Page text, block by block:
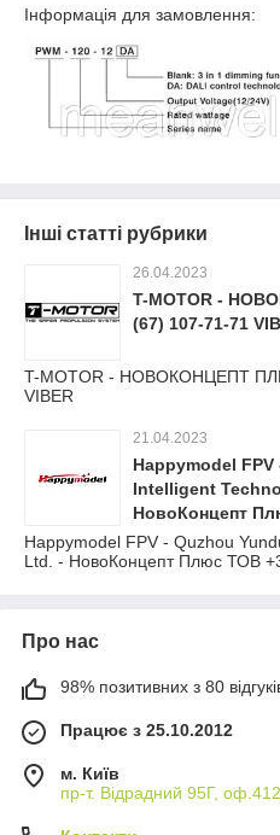
Інформація для замовлення:
Інші статті рубрики
26.04.2023
T-MOTOR -
(67) 107-71-71
T-MOTOR - НОВОКОНЦЕПТ
VIBER
21.04.2023
Happymodel
Intelligent
НовоКонцепт
Viber
Happymodel FPV - Quzhou
Ltd. - НовоКонцепт Плюс ТОВ
Про нас
98% позитивних з 80
Працює з 25.10.2012
м. Київ
пр-т. Відрадний 95Г,